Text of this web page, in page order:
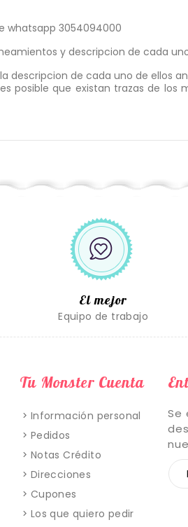
whatsapp 3054094000
y descripcion de cada
descripcion de cada uno de ellos
posible que existan trazas de los
El mejor
Equipo de trabajo
Tu Monster Cuenta
Información personal
Pedidos
Notas Crédito
Direcciones
Cupones
Los que quiero pedir
Se